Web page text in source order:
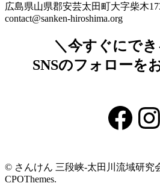
広島県山県郡安芸太田町大字柴木
contact@sanken-hiroshima.org
＼今すぐにで
SNSのフォローを
© さんけん 三段峡‐太田川流域研究
CPOThemes.